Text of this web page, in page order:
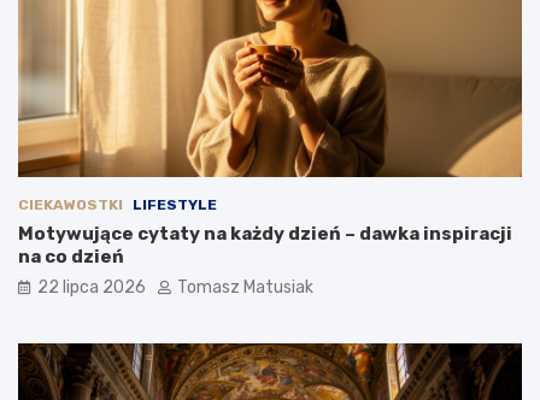
CIEKAWOSTKI LIFESTYLE
Motywujące cytaty na każdy dzień – dawka inspiracji
na co dzień
22 lipca 2026 Tomasz Matusiak